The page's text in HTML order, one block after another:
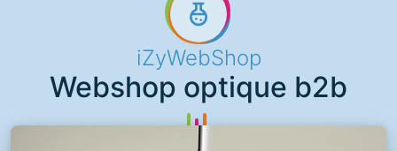
iZyWebShop
Webshop optique b2b